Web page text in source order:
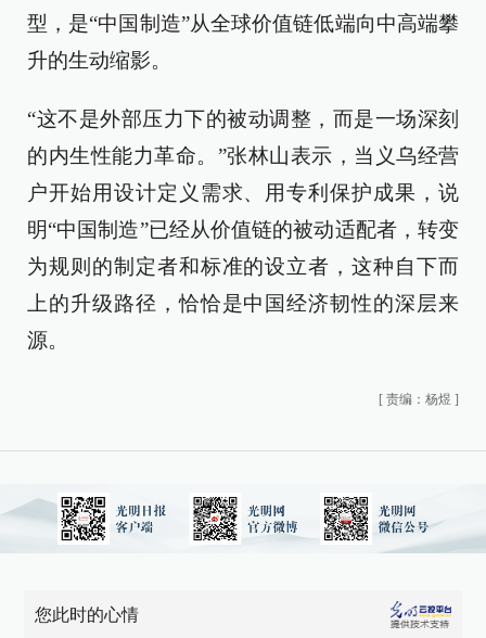
型，是“中国制造”从全球价值链低端向中高端攀
升的生动缩影。
“这不是外部压力下的被动调整，而是一场深刻
的内生性能力革命。”张林山表示，当义乌经营
户开始用设计定义需求、用专利保护成果，说
明“中国制造”已经从价值链的被动适配者，转变
为规则的制定者和标准的设立者，这种自下而
上的升级路径，恰恰是中国经济韧性的深层来
源。
[ 责编：杨煜 ]
您此时的心情